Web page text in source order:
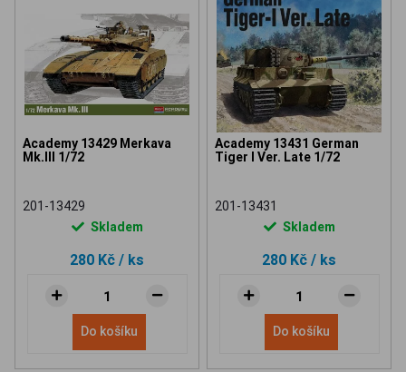
Academy 13429 Merkava
Mk.III 1/72
201-13429
Skladem
280 Kč / ks
Do košíku
Academy 13431 German
Tiger I Ver. Late 1/72
201-13431
Skladem
280 Kč / ks
Do košíku